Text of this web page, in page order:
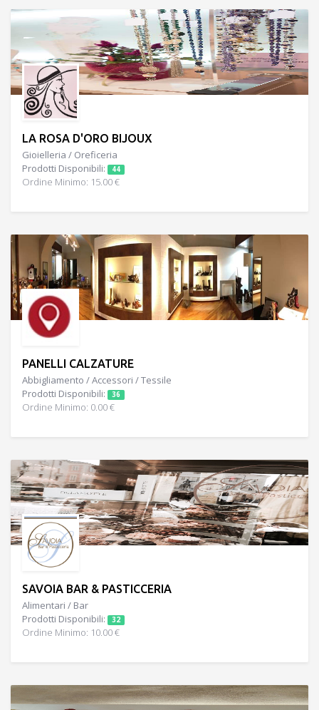
LA ROSA D'ORO BIJOUX
Gioielleria / Oreficeria
Prodotti Disponibili:
44
Ordine Minimo: 15.00 €
PANELLI CALZATURE
Abbigliamento / Accessori / Tessile
Prodotti Disponibili:
36
Ordine Minimo: 0.00 €
SAVOIA BAR & PASTICCERIA
Alimentari / Bar
Prodotti Disponibili:
32
Ordine Minimo: 10.00 €